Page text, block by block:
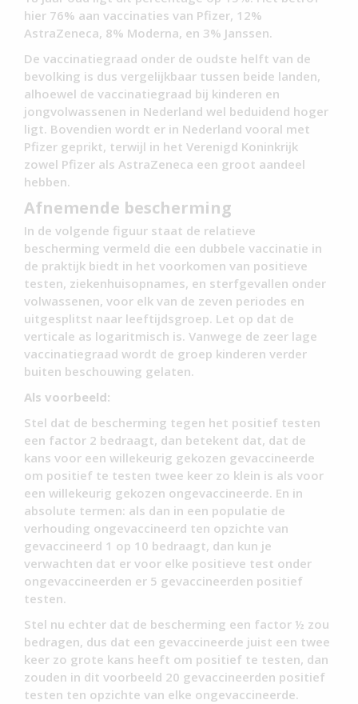
hier 76% aan vaccinaties van Pfizer, 12%
AstraZeneca, 8% Moderna, en 3% Janssen.
De vaccinatiegraad onder de oudste helft van de
bevolking is dus vergelijkbaar tussen beide landen,
alhoewel de vaccinatiegraad bij kinderen en
jongvolwassenen in Nederland wel beduidend hoger
ligt. Bovendien wordt er in Nederland vooral met
Pfizer geprikt, terwijl in het Verenigd Koninkrijk
zowel Pfizer als AstraZeneca een groot aandeel
hebben.
Afnemende bescherming
In de volgende figuur staat de relatieve
bescherming vermeld die een dubbele vaccinatie in
de praktijk biedt in het voorkomen van positieve
testen, ziekenhuisopnames, en sterfgevallen onder
volwassenen, voor elk van de zeven periodes en
uitgesplitst naar leeftijdsgroep. Let op dat de
verticale as logaritmisch is. Vanwege de zeer lage
vaccinatiegraad wordt de groep kinderen verder
buiten beschouwing gelaten.
Als voorbeeld:
Stel dat de bescherming tegen het positief testen
een factor 2 bedraagt, dan betekent dat, dat de
kans voor een willekeurig gekozen gevaccineerde
om positief te testen twee keer zo klein is als voor
een willekeurig gekozen ongevaccineerde. En in
absolute termen: als dan in een populatie de
verhouding ongevaccineerd ten opzichte van
gevaccineerd 1 op 10 bedraagt, dan kun je
verwachten dat er voor elke positieve test onder
ongevaccineerden er 5 gevaccineerden positief
testen.
Stel nu echter dat de bescherming een factor ½ zou
bedragen, dus dat een gevaccineerde juist een twee
keer zo grote kans heeft om positief te testen, dan
zouden in dit voorbeeld 20 gevaccineerden positief
testen ten opzichte van elke ongevaccineerde.